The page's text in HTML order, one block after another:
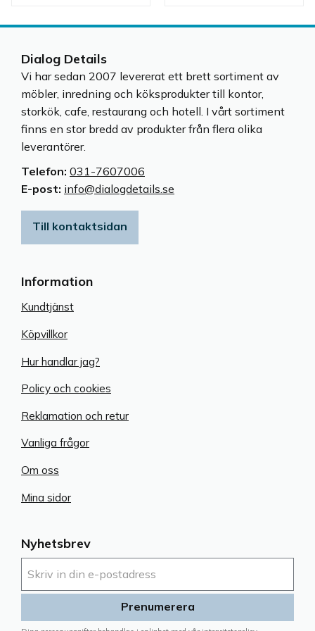
Nyhetsbrev
Prenumerera
Information
Kundtjänst
Köpvillkor
Hur handlar jag?
Policy och cookies
Reklamation och retur
Vanliga frågor
Om oss
Mina sidor
Dialog Details
Vi har sedan 2007 levererat ett brett sortiment av
möbler, inredning och köksprodukter till kontor,
storkök, cafe, restaurang och hotell. I vårt sortiment
finns en stor bredd av produkter från flera olika
leverantörer.
Telefon: 031-7607006
E-post: info@dialogdetails.se
Till kontaktsidan